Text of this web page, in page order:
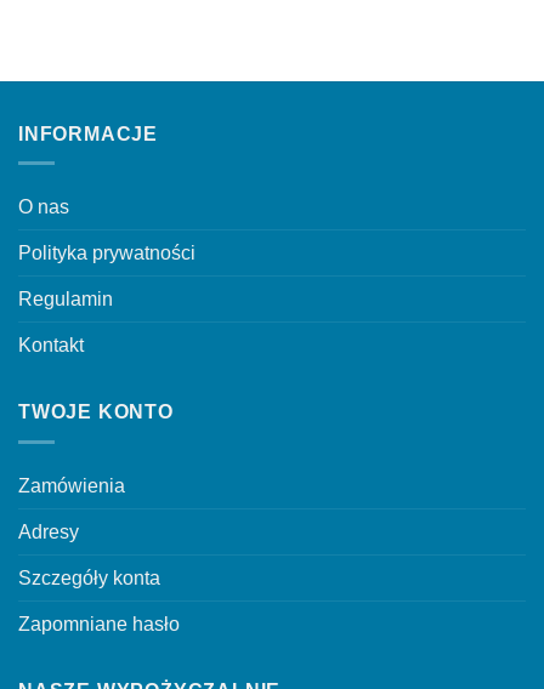
na
INFORMACJE
O nas
Polityka prywatności
Regulamin
Kontakt
TWOJE KONTO
Zamówienia
Adresy
Szczegóły konta
Zapomniane hasło